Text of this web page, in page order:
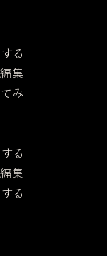
る
集
み
る
集
る